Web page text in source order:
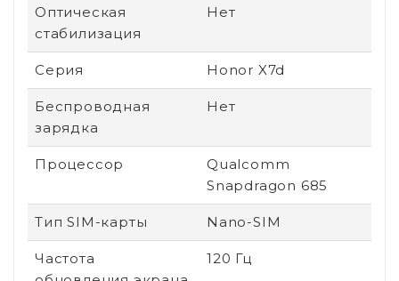
Оптическая
стабилизация
Нет
Серия Honor X7d
Беспроводная
зарядка
Нет
Процессор
Qualcomm
Snapdragon 685
Тип SIM-карты Nano-SIM
Частота
120 Гц